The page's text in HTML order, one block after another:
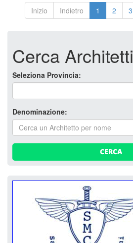
Inizio Indietro 1 2 3
Cerca Architetti
Seleziona Provincia:
Denominazione:
CERCA